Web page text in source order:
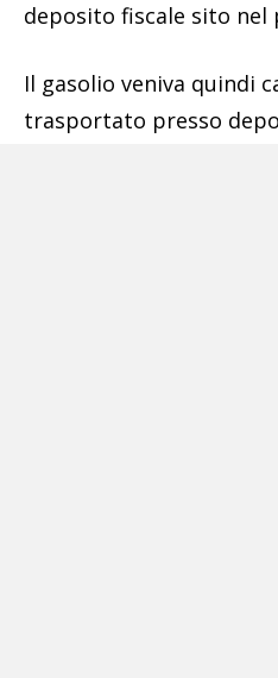
deposito fiscale sito nel
Il gasolio veniva quindi
trasportato presso